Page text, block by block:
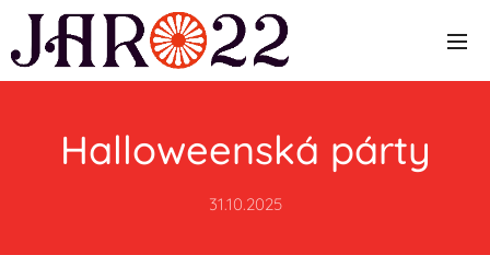
Halloweenská párty
31.10.2025